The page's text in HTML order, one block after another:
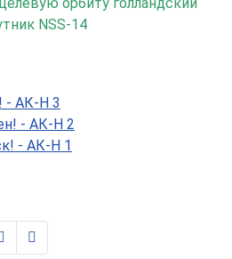
NSS-14
- АК-Н 3
- АК-Н 2
- АК-Н 1